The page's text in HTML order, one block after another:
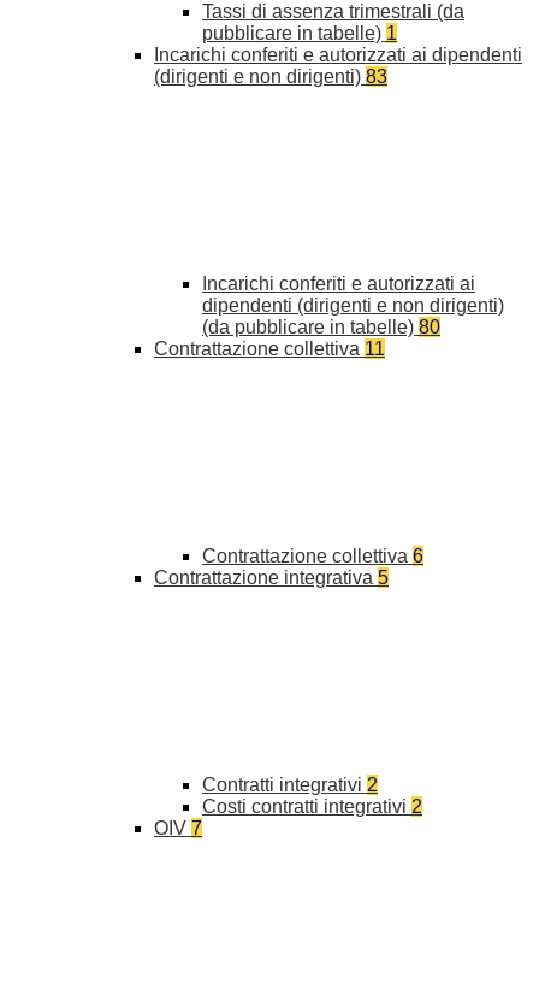
Tassi di assenza trimestrali (da
pubblicare in tabelle) 1
Incarichi conferiti e autorizzati ai dipendenti
(dirigenti e non dirigenti) 83
Incarichi conferiti e autorizzati ai
dipendenti (dirigenti e non dirigenti)
(da pubblicare in tabelle) 80
Contrattazione collettiva 11
Contrattazione collettiva 6
Contrattazione integrativa 5
Contratti integrativi 2
Costi contratti integrativi 2
OIV 7